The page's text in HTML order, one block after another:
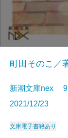
町田そのこ／
新潮文庫nex
2021/12/23
文庫電子書籍あり